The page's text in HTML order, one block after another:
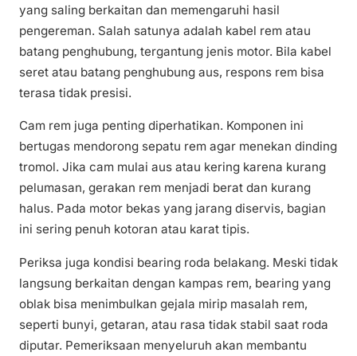
yang saling berkaitan dan memengaruhi hasil
pengereman. Salah satunya adalah kabel rem atau
batang penghubung, tergantung jenis motor. Bila kabel
seret atau batang penghubung aus, respons rem bisa
terasa tidak presisi.
Cam rem juga penting diperhatikan. Komponen ini
bertugas mendorong sepatu rem agar menekan dinding
tromol. Jika cam mulai aus atau kering karena kurang
pelumasan, gerakan rem menjadi berat dan kurang
halus. Pada motor bekas yang jarang diservis, bagian
ini sering penuh kotoran atau karat tipis.
Periksa juga kondisi bearing roda belakang. Meski tidak
langsung berkaitan dengan kampas rem, bearing yang
oblak bisa menimbulkan gejala mirip masalah rem,
seperti bunyi, getaran, atau rasa tidak stabil saat roda
diputar. Pemeriksaan menyeluruh akan membantu